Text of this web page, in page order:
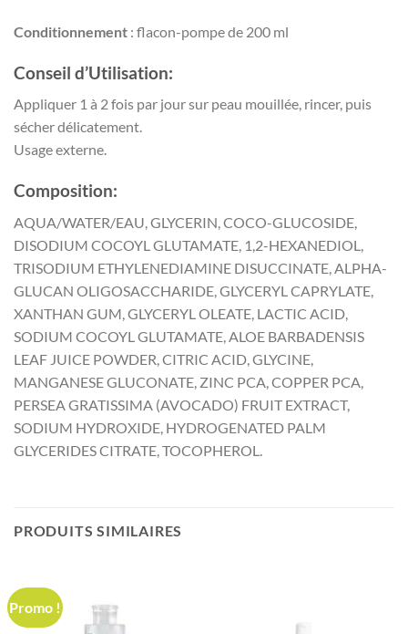
Conditionnement : flacon-pompe de 200 ml
Conseil d’Utilisation:
Appliquer 1 à 2 fois par jour sur peau mouillée, rincer, puis
sécher délicatement.
Usage externe.
Composition:
AQUA/WATER/EAU, GLYCERIN, COCO-GLUCOSIDE,
DISODIUM COCOYL GLUTAMATE, 1,2-HEXANEDIOL,
TRISODIUM ETHYLENEDIAMINE DISUCCINATE, ALPHA-
GLUCAN OLIGOSACCHARIDE, GLYCERYL CAPRYLATE,
XANTHAN GUM, GLYCERYL OLEATE, LACTIC ACID,
SODIUM COCOYL GLUTAMATE, ALOE BARBADENSIS
LEAF JUICE POWDER, CITRIC ACID, GLYCINE,
MANGANESE GLUCONATE, ZINC PCA, COPPER PCA,
PERSEA GRATISSIMA (AVOCADO) FRUIT EXTRACT,
SODIUM HYDROXIDE, HYDROGENATED PALM
GLYCERIDES CITRATE, TOCOPHEROL.
PRODUITS SIMILAIRES
Promo !